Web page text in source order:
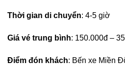
Thời gian di chuyển: 4-5 giờ
Giá vé trung bình: 150.000đ –
Điểm đón khách: Bến xe Miền